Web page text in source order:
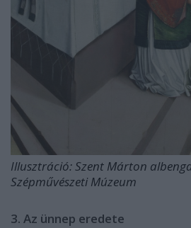
Illusztráció: Szent Márton
Szépművészeti Múzeum
3. Az ünnep eredete